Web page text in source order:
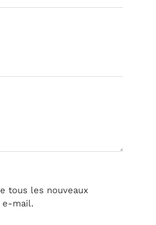
tous les nouveaux
e-mail.